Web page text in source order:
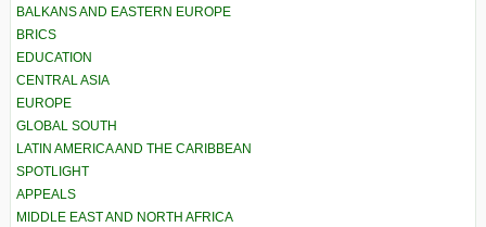
BALKANS AND EASTERN EUROPE
BRICS
EDUCATION
CENTRAL ASIA
EUROPE
GLOBAL SOUTH
LATIN AMERICA AND THE CARIBBEAN
SPOTLIGHT
APPEALS
MIDDLE EAST AND NORTH AFRICA